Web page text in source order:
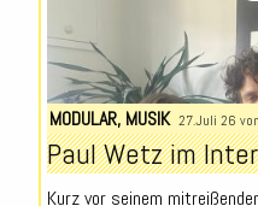
MODULAR, MUSIK 27.Juli 26 von
Paul Wetz im
Kurz vor seinem